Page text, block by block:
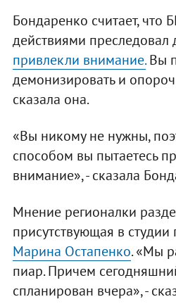
Бондаренко считает,
действиями преследовал
привлекли внимание.Вы
демонизировать и
сказала она.
«Вы никому не нужны,
способом вы пытаетесь
внимание», - сказала
Мнение регионалки
присутствующая в студии
Марина Остапенко. «Мы
пиар. Причем
спланирован вчера», -